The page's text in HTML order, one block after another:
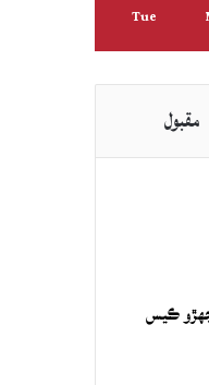
Tue
مقبول
ڪيس